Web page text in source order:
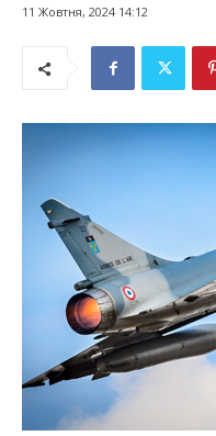
11 Жовтня, 2024 14:12